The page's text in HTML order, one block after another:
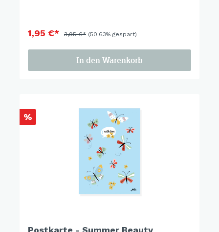
1,95 €* 3,95 €* (50.63% gespart)
In den Warenkorb
%